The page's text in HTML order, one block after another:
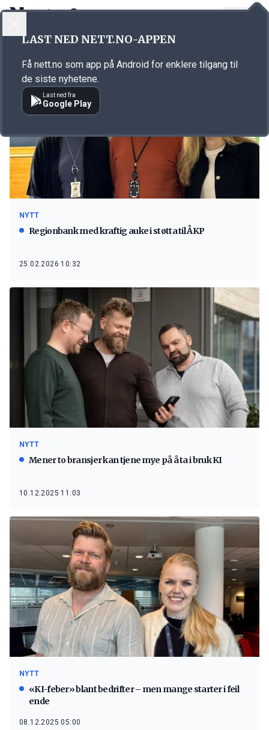
Emne: ÅKP
NYTT
Regionbank med kraftig auke i støtta til ÅKP
25.02.2026 10:32
NYTT
Mener to bransjer kan tjene mye på å ta i bruk KI
10.12.2025 11:03
NYTT
«KI-feber» blant bedrifter – men mange starter i feil
ende
08.12.2025 05:00
LAST NED NETT.NO-APPEN
Få nett.no som app på Android for enklere tilgang til
de siste nyhetene.
Last ned fra
Google Play